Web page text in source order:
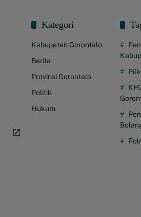
Kategori
Kabupaten Gorontalo
Berita
Provinsi Gorontalo
Politik
Hukum